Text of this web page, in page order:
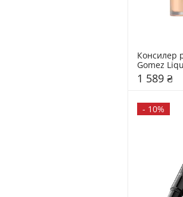
Консилер
Gomez
Beauty
1 589 ₴
- 10%